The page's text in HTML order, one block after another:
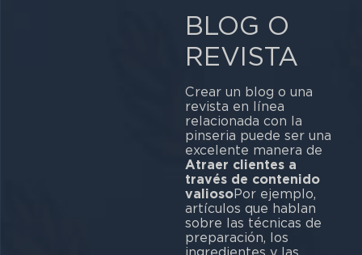
BLOG O
REVISTA
Crear un blog o una
revista en línea
relacionada con la
pinseria puede ser una
excelente manera de
Atraer clientes a
través de contenido
valiosoPor ejemplo,
artículos que hablan
sobre las técnicas de
preparación, los